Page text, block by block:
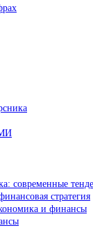
современные
стратегия
и финансы